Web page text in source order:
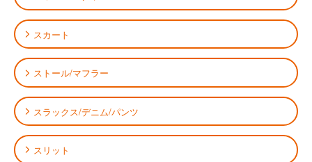
スカート
ストール/マフラー
スラックス/デニム/パンツ
スリット